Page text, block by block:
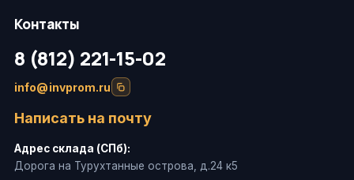
Контакты
8 (812) 221-15-02
info@invprom.ru
Написать на почту
Адрес склада (СПб):
Дорога на Турухтанные острова, д.24 к5